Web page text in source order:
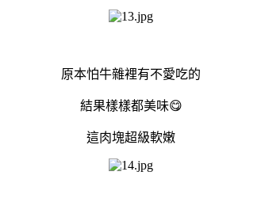
原本怕牛雜裡有不愛吃的
結果樣樣都美味😋
這肉塊超級軟嫩